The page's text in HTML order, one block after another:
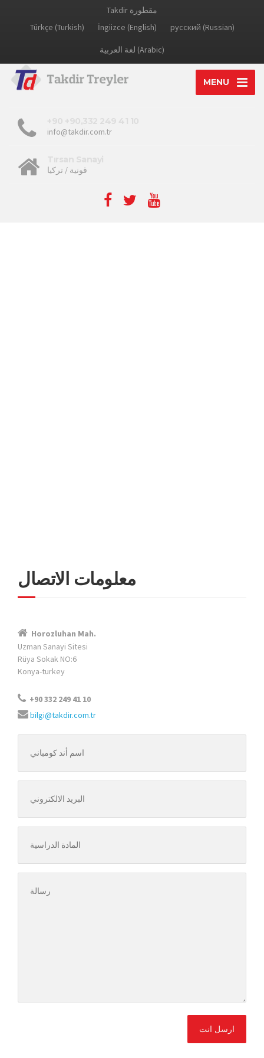
Takdir مقطورة
Türkçe (Turkish)
İngiizce (English) русский (Russian)
لغة العربية (Arabic)
MENU
info@takdir.com.tr
قونية / تركيا
معلومات الاتصال
Horozluhan Mah.
Uzman Sanayi Sitesi
Rüya Sokak NO:6
Konya-turkey
+90 332 249 41 10
bilgi@takdir.com.tr